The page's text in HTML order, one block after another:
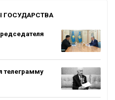
ГОСУДАРСТВА
телеграмму